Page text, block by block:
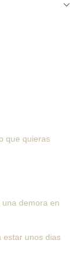
que quieras
demora en
estar unos dias